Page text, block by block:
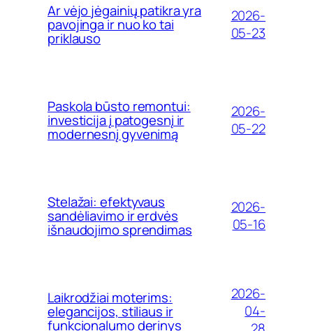
Ar vėjo jėgainių patikra yra
pavojinga ir nuo ko tai
priklauso
2026-
05-23
Paskola būsto remontui:
investicija į patogesnį ir
modernesnį gyvenimą
2026-
05-22
Stelažai: efektyvaus
sandėliavimo ir erdvės
išnaudojimo sprendimas
2026-
05-16
Laikrodžiai moterims:
elegancijos, stiliaus ir
funkcionalumo derinys
2026-
04-